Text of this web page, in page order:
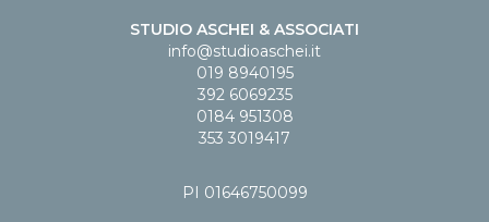
STUDIO ASCHEI & ASSOCIATI
info@studioaschei.it
019 8940195
392 6069235
0184 951308
353 3019417
PI 01646750099